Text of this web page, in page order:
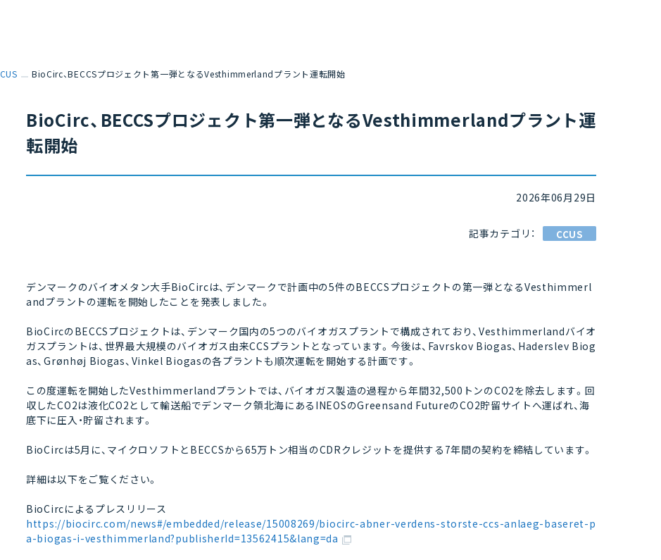
BioCirc、BECCSプロジェクト第一弾となるVesthimmerlandプラント運転開始
BioCirc、BECCSプロジェクト第一弾となるVesthimmerlandプラント運
転開始
2026年06月29日
記事カテゴリ： CCUS
デンマークのバイオメタン大手BioCircは、デンマークで計画中の5件のBECCSプロジェクトの第一弾となるVesthimmerl
andプラントの運転を開始したことを発表しました。
BioCircのBECCSプロジェクトは、デンマーク国内の5つのバイオガスプラントで構成されており、Vesthimmerlandバイオ
ガスプラントは、世界最大規模のバイオガス由来CCSプラントとなっています。今後は、Favrskov Biogas、Haderslev Biog
as、Grønhøj Biogas、Vinkel Biogasの各プラントも順次運転を開始する計画です。
この度運転を開始したVesthimmerlandプラントでは、バイオガス製造の過程から年間32,500トンのCO2を除去します。回
収したCO2は液化CO2として輸送船でデンマーク領北海にあるINEOSのGreensand FutureのCO2貯留サイトへ運ばれ、海
底下に圧入・貯留されます。
BioCircは5月に、マイクロソフトとBECCSから65万トン相当のCDRクレジットを提供する7年間の契約を締結しています。
詳細は以下をご覧ください。
BioCircによるプレスリリース
https://biocirc.com/news#/embedded/release/15008269/biocirc-abner-verdens-storste-ccs-anlaeg-baseret-p
a-biogas-i-vesthimmerland?publisherId=13562415&lang=da